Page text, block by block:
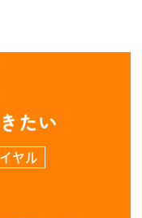
たい
ヤル
960